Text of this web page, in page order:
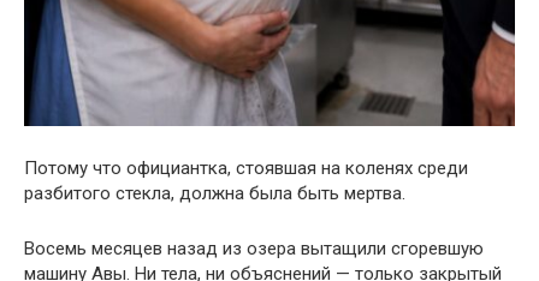
Потому что официантка, стоявшая на коленях среди
разбитого стекла, должна была быть мертва.
Восемь месяцев назад из озера вытащили сгоревшую
машину Авы. Ни тела, ни объяснений — только закрытый